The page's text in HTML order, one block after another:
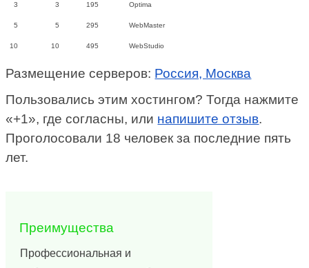
3 3 195 Optima
5 5 295 WebMaster
10 10 495 WebStudio
Размещение серверов: Россия, Москва
Пользовались этим хостингом? Тогда нажмите
«+1», где согласны, или напишите отзыв.
Проголосовали 18 человек за последние пять
лет.
Преимущества
Профессиональная и